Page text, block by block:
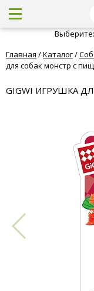
Выберите:
Главная /Каталог/
для собак монстр с
GIGWI ИГРУШКА